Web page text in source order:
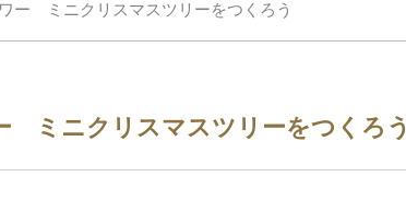
ー ミニクリスマスツリーをつくろう
ニクリスマスツリーをつくろう